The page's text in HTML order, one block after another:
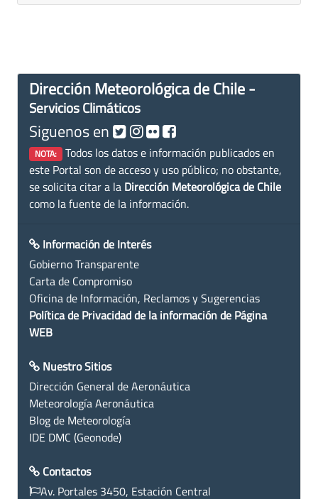
Dirección Meteorológica de Chile -
Servicios Climáticos
Siguenos en
NOTA: Todos los datos e información publicados en
este Portal son de acceso y uso público; no obstante,
se solicita citar a la Dirección Meteorológica de Chile
como la fuente de la información.
Información de Interés
Gobierno Transparente
Carta de Compromiso
Oficina de Información, Reclamos y Sugerencias
Política de Privacidad de la información de Página
WEB
Nuestro Sitios
Dirección General de Aeronáutica
Meteorología Aeronáutica
Blog de Meteorología
IDE DMC (Geonode)
Contactos
Av. Portales 3450, Estación Central